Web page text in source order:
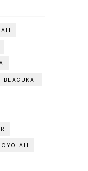
BEACUKAI